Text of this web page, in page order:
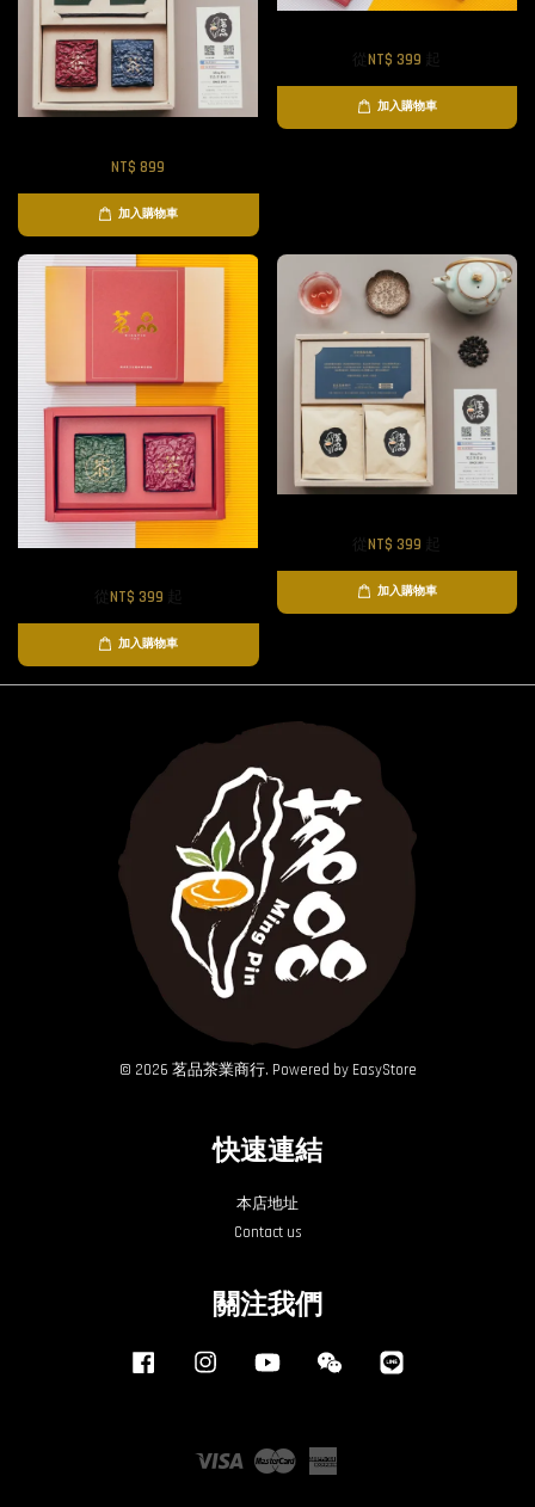
NT$ 899
加入購物車
從NT$ 399
加入購物車
從NT$ 399
加入購物車
從NT$ 399
加入購物車
© 2026 茗品茶業商行. Powered by EasyStore
快速連結
本店地址
Contact us
關注我們
Facebook Instagram YouTube Wechat
Visa Master